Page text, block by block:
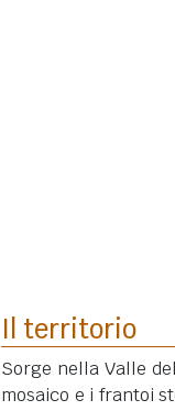
Il territorio
Sorge nella Valle
mosaico e i frantoi